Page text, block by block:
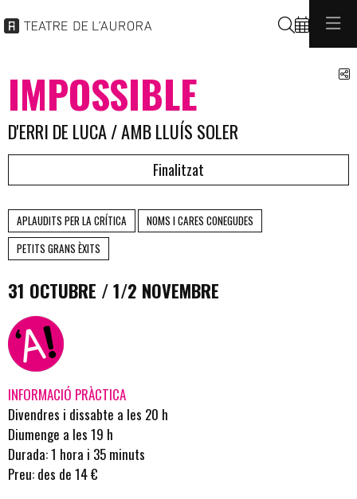
Cerca
IMPOSSIBLE
D'ERRI DE LUCA / AMB LLUÍS SOLER
Finalitzat
APLAUDITS PER LA CRÍTICA
NOMS I CARES CONEGUDES
PETITS GRANS ÈXITS
31 OCTUBRE / 1/2 NOVEMBRE
INFORMACIÓ PRÀCTICA
Divendres i dissabte a les 20 h
Diumenge a les 19 h
Durada: 1 hora i 35 minuts
Preu: des de 14 €